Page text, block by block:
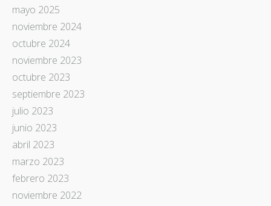
Italia / Italiano
mayo 2025
noviembre 2024
octubre 2024
noviembre 2023
octubre 2023
septiembre 2023
julio 2023
junio 2023
abril 2023
marzo 2023
febrero 2023
noviembre 2022